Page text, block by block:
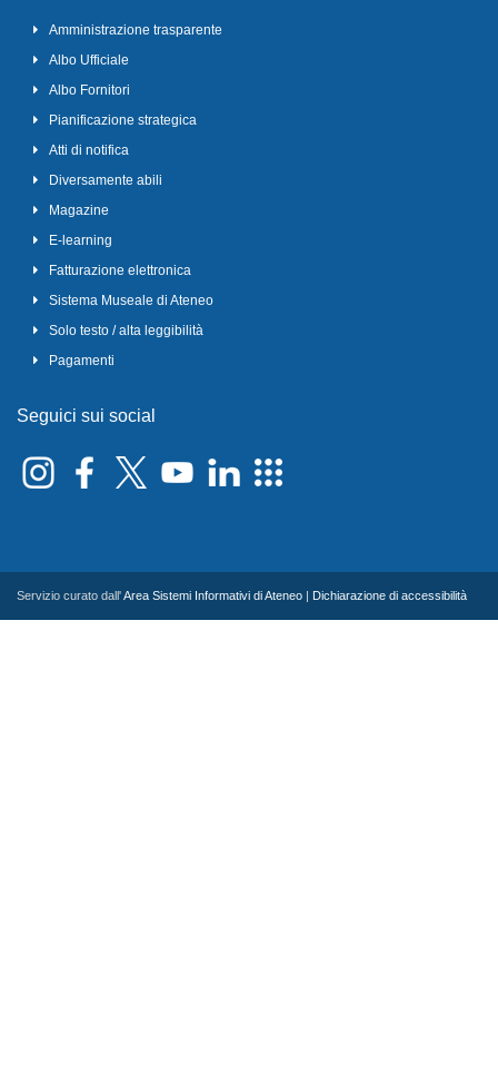
Amministrazione trasparente
Albo Ufficiale
Albo Fornitori
Pianificazione strategica
Atti di notifica
Diversamente abili
Magazine
E-learning
Fatturazione elettronica
Sistema Museale di Ateneo
Solo testo / alta leggibilità
Pagamenti
Seguici sui social
Servizio curato dall'Area Sistemi Informativi di Ateneo Dichiarazione di accessibilità